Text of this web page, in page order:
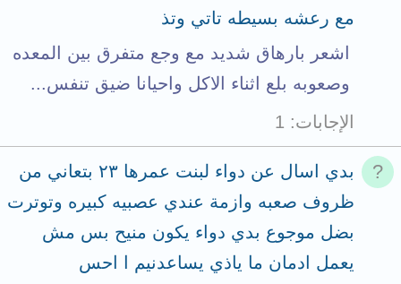
مع رعشه بسيطه تاتي وتذ
اشعر بارهاق شديد مع وجع متفرق بين المعده
وصعوبه بلع اثناء الاكل واحيانا ضيق تنفس...
الإجابات
1
بدي اسال عن دواء لبنت عمرها ٢٣ بتعاني من
ظروف صعبه وازمة عندي عصبيه كبيره وتوترت
بضل موجوع بدي دواء يكون منيح بس مش
يعمل ادمان ما ياذي يساعدنيم ا احس